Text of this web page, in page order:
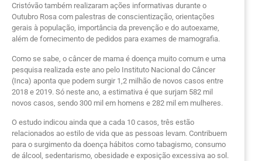
Cristóvão também realizaram ações informativas durante o
Outubro Rosa com palestras de conscientização, orientações
gerais à população, importância da prevenção e do autoexame,
além de fornecimento de pedidos para exames de mamografia.
Como se sabe, o câncer de mama é doença muito comum e uma
pesquisa realizada este ano pelo Instituto Nacional do Câncer
(Inca) aponta que podem surgir 1,2 milhão de novos casos entre
2018 e 2019. Só neste ano, a estimativa é que surjam 582 mil
novos casos, sendo 300 mil em homens e 282 mil em mulheres.
O estudo indicou ainda que a cada 10 casos, três estão
relacionados ao estilo de vida que as pessoas levam. Contribuem
para o surgimento da doença hábitos como tabagismo, consumo
de álcool, sedentarismo, obesidade e exposição excessiva ao sol.